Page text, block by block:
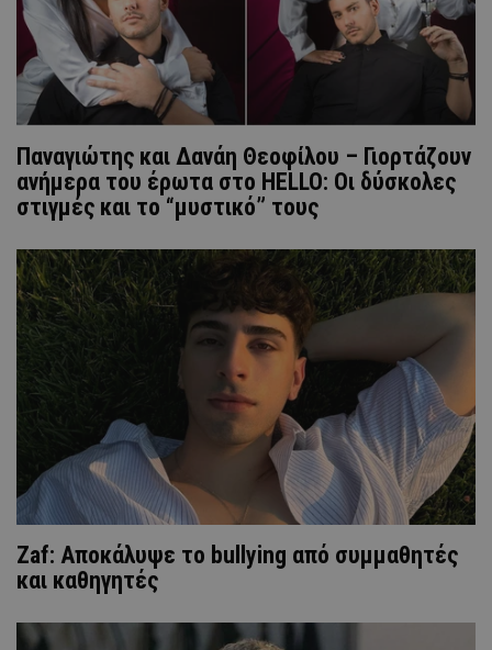
Παναγιώτης και Δανάη Θεοφίλου – Γιορτάζουν
ανήμερα του έρωτα στο HELLO: Οι δύσκολες
στιγμές και το “μυστικό” τους
Ζaf: Αποκάλυψε το bullying από συμμαθητές
και καθηγητές